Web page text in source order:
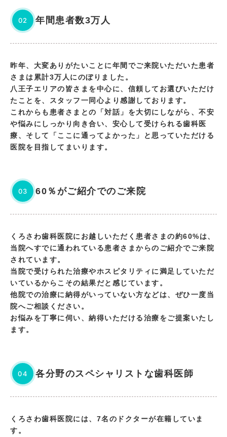
02 年間患者数3万人
昨年、大変ありがたいことに年間でご来院いただいた患者
さまは累計3万人にのぼりました。
八王子エリアの皆さまを中心に、信頼してお選びいただけ
たことを、スタッフ一同心より感謝しております。
これからも患者さまとの「対話」を大切にしながら、不安
や悩みにしっかり向き合い、安心して受けられる歯科医
療、そして「ここに通ってよかった」と思っていただける
医院を目指してまいります。
03 60％がご紹介でのご来院
くろさわ歯科医院にお越しいただく患者さまの約60%は、
当院へすでに通われている患者さまからのご紹介でご来院
されています。
当院で受けられた治療やホスピタリティに満足していただ
いているからこその結果だと感じています。
他院での治療に納得がいっていない方などは、ぜひ一度当
院へご相談ください。
お悩みを丁寧に伺い、納得いただける治療をご提案いたし
ます。
04 各分野のスペシャリストな歯科医師
くろさわ歯科医院には、7名のドクターが在籍していま
す。